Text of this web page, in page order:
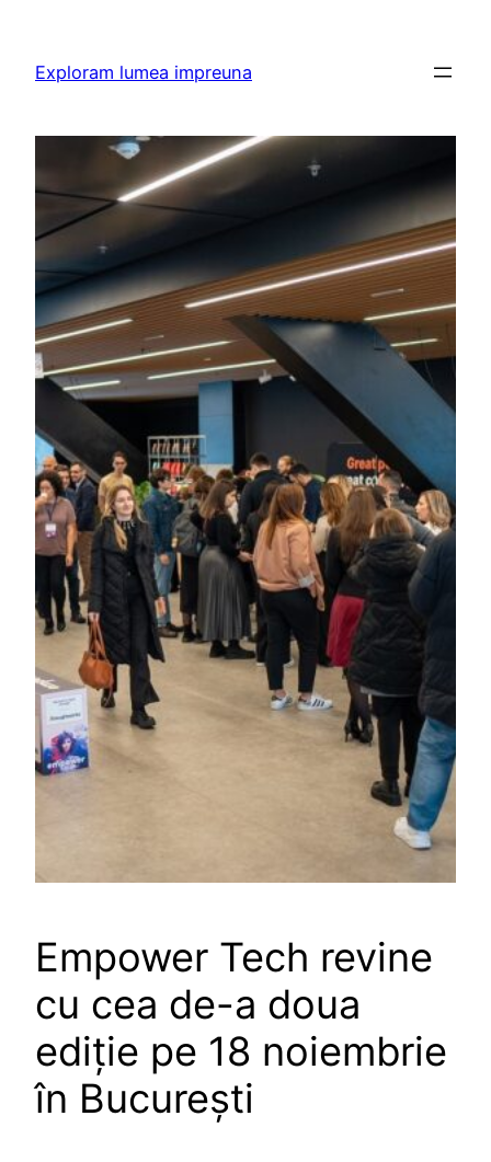
content
Exploram lumea impreuna
Empower Tech revine
cu cea de-a doua
ediție pe 18 noiembrie
în București